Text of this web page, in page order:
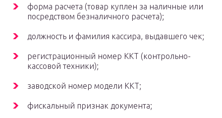
форма расчета (товар куплен за наличные или
посредством безналичного расчета);
должность и фамилия кассира, выдавшего чек;
регистрационный номер ККТ (контрольно-
кассовой техники);
заводской номер модели ККТ;
фискальный признак документа;